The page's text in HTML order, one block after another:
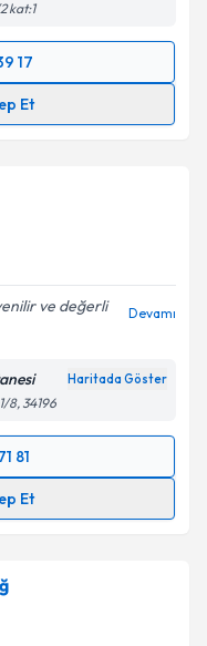
Gönder
kat:1
17
Et
bilgilendireceğiz.
belirtilen
ediyorum.
Gönder
ve değerli
Devamı
Haritada Göster
8, 34196
81
Et
bilgilendireceğiz.